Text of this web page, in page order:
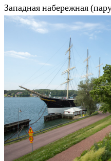
Западная набережная